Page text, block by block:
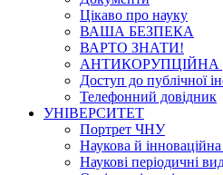
Цікаво про науку
ВАША БЕЗПЕКА
ВАРТО ЗНАТИ!
АНТИКОРУПЦІЙНА
Доступ до публічної
Телефонний довідник
УНІВЕРСИТЕТ
Портрет ЧНУ
Наукова й інноваційна
Наукові періодичні